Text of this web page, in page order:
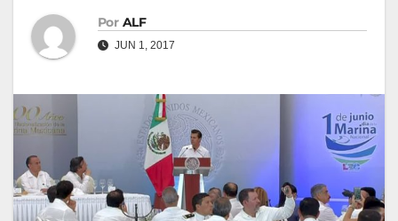
Por ALF
JUN 1, 2017